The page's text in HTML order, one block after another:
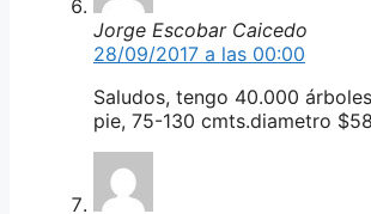
Jorge Escobar Caicedo
28/09/2017 a las 00:00
Saludos, tengo 40.000
pie, 75-130 cmts.diametro